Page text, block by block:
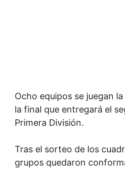
Ocho equipos se juegan
la final que entregará el
Primera División.
Tras el sorteo de los
grupos quedaron